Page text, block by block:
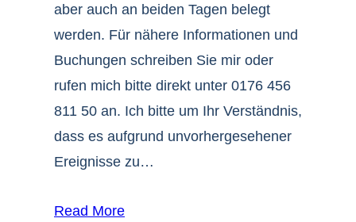
aber auch an beiden Tagen belegt
werden. Für nähere Informationen und
Buchungen schreiben Sie mir oder
rufen mich bitte direkt unter 0176 456
811 50 an. Ich bitte um Ihr Verständnis,
dass es aufgrund unvorhergesehener
Ereignisse zu…
Read More